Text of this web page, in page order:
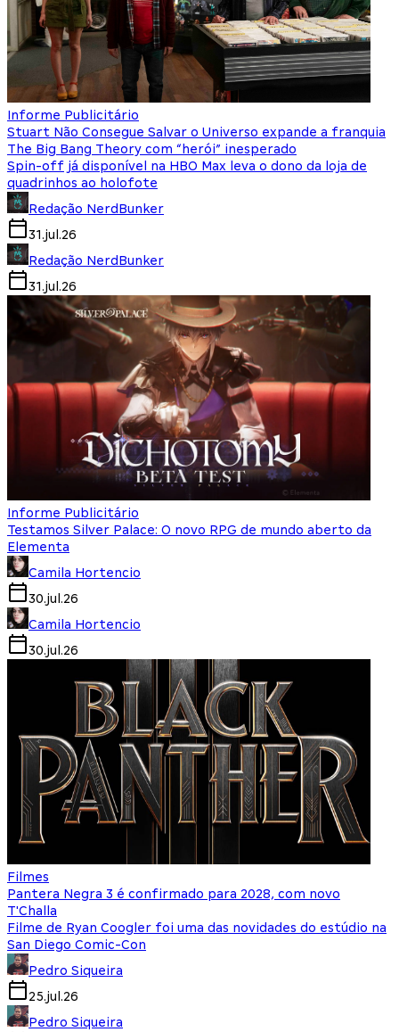
Informe Publicitário
Stuart Não Consegue Salvar o Universo expande a franquia
The Big Bang Theory com “herói” inesperado
Spin-off já disponível na HBO Max leva o dono da loja de
quadrinhos ao holofote
Redação NerdBunker
31.jul.26
Redação NerdBunker
31.jul.26
Informe Publicitário
Testamos Silver Palace: O novo RPG de mundo aberto da
Elementa
Camila Hortencio
30.jul.26
Camila Hortencio
30.jul.26
Filmes
Pantera Negra 3 é confirmado para 2028, com novo
T'Challa
Filme de Ryan Coogler foi uma das novidades do estúdio na
San Diego Comic-Con
Pedro Siqueira
25.jul.26
Pedro Siqueira